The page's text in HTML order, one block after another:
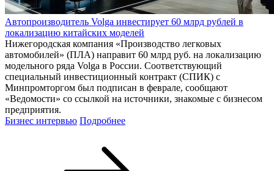
Автопроизводитель Volga инвестирует 60 млрд рублей в
локализацию китайских моделей
Нижегородская компания «Производство легковых
автомобилей» (ПЛА) направит 60 млрд руб. на локализацию
модельного ряда Volga в России. Соответствующий
специальный инвестиционный контракт (СПИК) с
Минпромторгом был подписан в феврале, сообщают
«Ведомости» со ссылкой на источники, знакомые с бизнесом
предприятия.
Бизнес интервью Подробнее